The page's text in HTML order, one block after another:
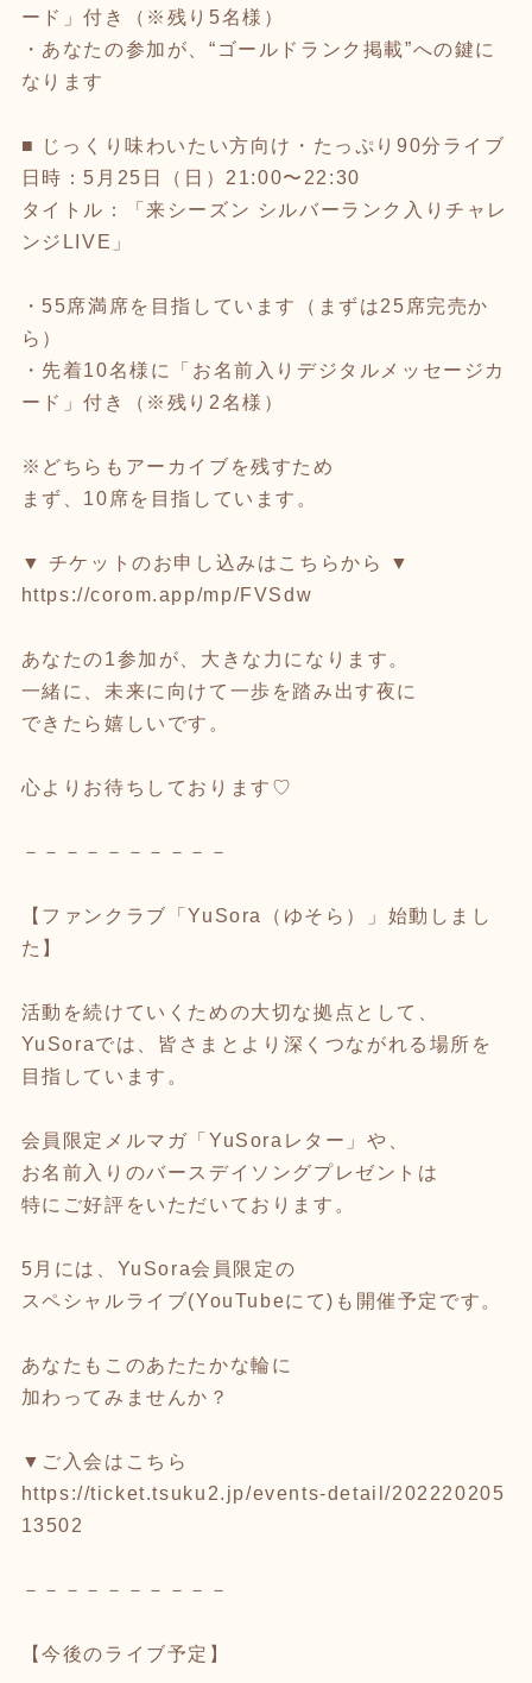
ード」付き（※残り5名様）
・あなたの参加が、“ゴールドランク掲載”への鍵に
なります
■ じっくり味わいたい方向け・たっぷり90分ライブ
日時：5月25日（日）21:00〜22:30
タイトル：「来シーズン シルバーランク入りチャレ
ンジLIVE」
・55席満席を目指しています（まずは25席完売か
ら）
・先着10名様に「お名前入りデジタルメッセージカ
ード」付き（※残り2名様）
※どちらもアーカイブを残すため
まず、10席を目指しています。
▼ チケットのお申し込みはこちらから ▼
https://corom.app/mp/FVSdw
あなたの1参加が、大きな力になります。
一緒に、未来に向けて一歩を踏み出す夜に
できたら嬉しいです。
心よりお待ちしております♡
－－－－－－－－－－
【ファンクラブ「YuSora（ゆそら）」始動しまし
た】
活動を続けていくための大切な拠点として、
YuSoraでは、皆さまとより深くつながれる場所を
目指しています。
会員限定メルマガ「YuSoraレター」や、
お名前入りのバースデイソングプレゼントは
特にご好評をいただいております。
5月には、YuSora会員限定の
スペシャルライブ(YouTubeにて)も開催予定です。
あなたもこのあたたかな輪に
加わってみませんか？
▼ご入会はこちら
https://ticket.tsuku2.jp/events-detail/202220205
13502
－－－－－－－－－－
【今後のライブ予定】